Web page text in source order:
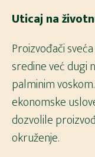
Uticaj na
Proizvođači
sredine već dugi
palminim
ekonomske
dozvolile
okruženje.